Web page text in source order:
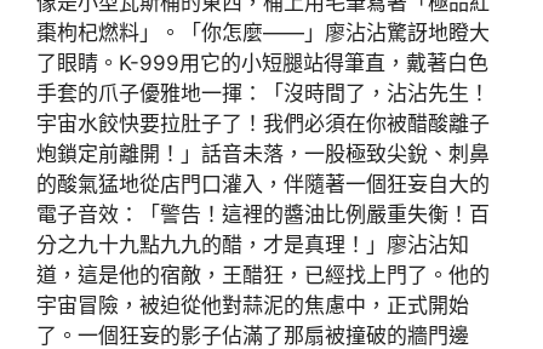
棗枸杞燃料」。「你怎麼——」廖沾沾驚訝地瞪大
了眼睛。K-999用它的小短腿站得筆直，戴著白色
手套的爪子優雅地一揮：「沒時間了，沾沾先生！
宇宙水餃快要拉肚子了！我們必須在你被醋酸離子
炮鎖定前離開！」話音未落，一股極致尖銳、刺鼻
的酸氣猛地從店門口灌入，伴隨著一個狂妄自大的
電子音效：「警告！這裡的醬油比例嚴重失衡！百
分之九十九點九九的醋，才是真理！」廖沾沾知
道，這是他的宿敵，王醋狂，已經找上門了。他的
宇宙冒險，被迫從他對蒜泥的焦慮中，正式開始
了。一個狂妄的影子佔滿了那扇被撞破的牆門邊